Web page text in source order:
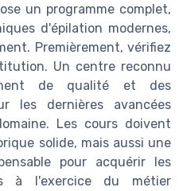
un programme complet,
d'épilation modernes,
Premièrement, vérifiez
Un centre reconnu
de qualité et des
les dernières avancées
Les cours doivent
solide, mais aussi une
pour acquérir les
à l'exercice du métier